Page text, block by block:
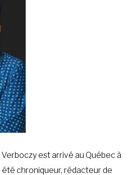
MEMBRE
est arrivé au Québec à
été chroniqueur, rédacteur de